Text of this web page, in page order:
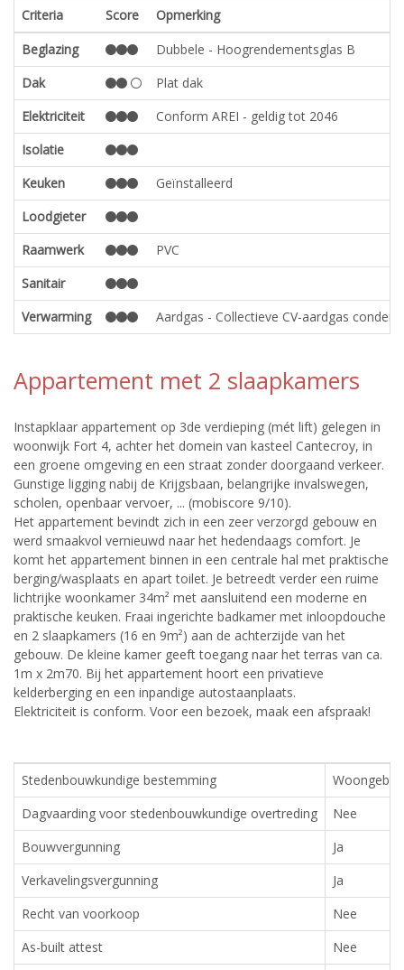
Criteria Score
Opmerking
Beglazing
Dubbele - Hoogrendementsglas B
Dak
Plat dak
Elektriciteit
Conform AREI - geldig tot 2046
Isolatie
Keuken
Geïnstalleerd
Loodgieter
Raamwerk
PVC
Sanitair
Verwarming
Aardgas - Collectieve CV-aardgas
Appartement met 2 slaapkamers
Instapklaar appartement op 3de verdieping (mét lift) gelegen in
woonwijk Fort 4, achter het domein van kasteel Cantecroy, in
een groene omgeving en een straat zonder doorgaand verkeer.
Gunstige ligging nabij de Krijgsbaan, belangrijke invalswegen,
scholen, openbaar vervoer, ... (mobiscore 9/10).
Het appartement bevindt zich in een zeer verzorgd gebouw en
werd smaakvol vernieuwd naar het hedendaags comfort. Je
komt het appartement binnen in een centrale hal met praktische
berging/wasplaats en apart toilet. Je betreedt verder een ruime
lichtrijke woonkamer 34m² met aansluitend een moderne en
praktische keuken. Fraai ingerichte badkamer met inloopdouche
en 2 slaapkamers (16 en 9m²) aan de achterzijde van het
gebouw. De kleine kamer geeft toegang naar het terras van ca.
1m x 2m70. Bij het appartement hoort een privatieve
kelderberging en een inpandige autostaanplaats.
Elektriciteit is conform. Voor een bezoek, maak een afspraak!
Stedenbouwkundige bestemming
Dagvaarding voor stedenbouwkundige overtreding
Nee
Bouwvergunning
Ja
Verkavelingsvergunning
Ja
Recht van voorkoop
Nee
As-built attest
Nee